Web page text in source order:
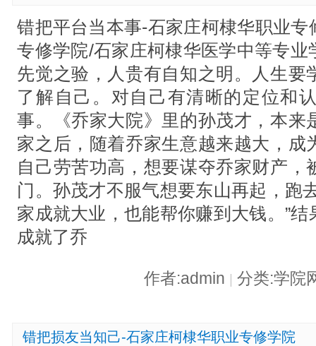
错把平台当本事-石家庄柯棣华职业
专修学院/石家庄柯棣华医学中等专
先觉之验，人贵有自知之明。人生要
了解自己。对自己有清晰的定位和
事。《乔家大院》里的孙茂才，本来
家之后，随着乔家生意越来越大，成
自己劳苦功高，想要谋夺乔家财产，
门。孙茂才不服气想要东山再起，跑
家成就大业，也能帮你赚到大钱。”
成就了乔
作者:admin 分类:学院
错把损友当知己-石家庄柯棣华职业专修学院